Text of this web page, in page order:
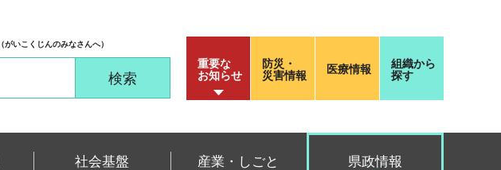
（がいこくじんのみなさんへ）
重要な
お知らせ
防災・
災害情報
医療情報
組織から
探す
社会基盤 産業・しごと 県政情報